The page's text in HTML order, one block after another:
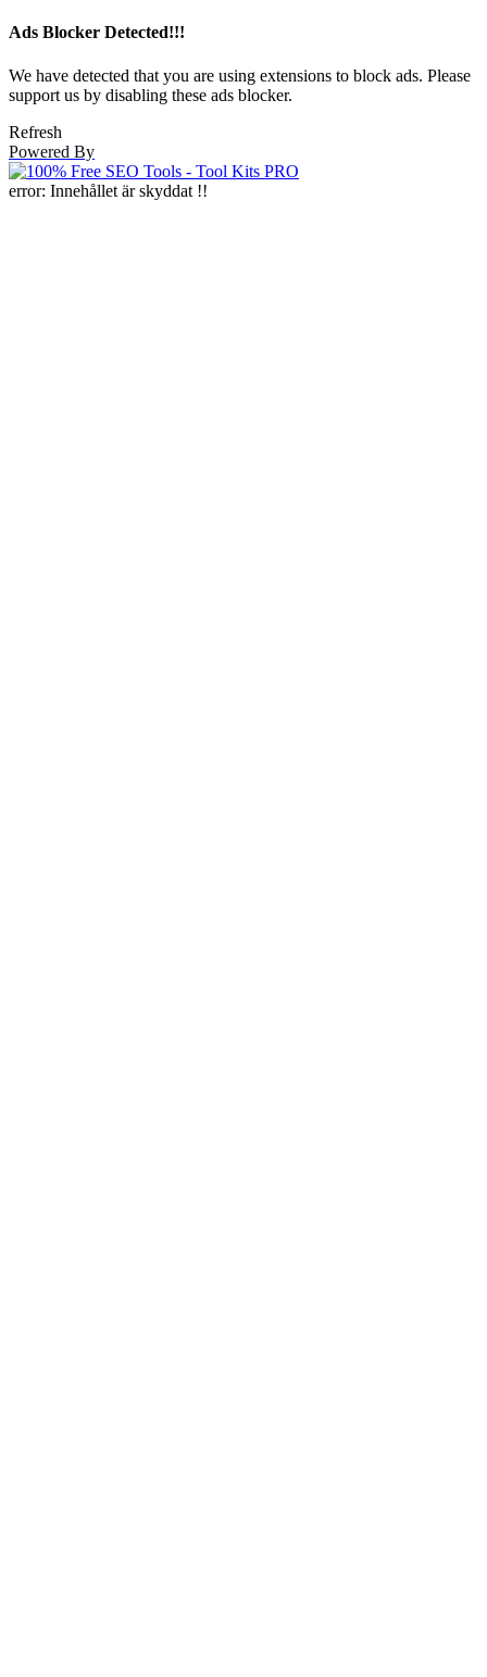
Ads Blocker Detected!!!
We have detected that you are using extensions to block ads. Please
support us by disabling these ads blocker.
Refresh
Powered By
error: Innehållet är skyddat !!